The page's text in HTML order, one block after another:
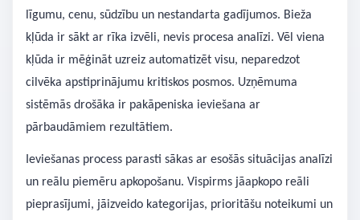
līgumu, cenu, sūdzību un nestandarta gadījumos. Bieža
kļūda ir sākt ar rīka izvēli, nevis procesa analīzi. Vēl viena
kļūda ir mēģināt uzreiz automatizēt visu, neparedzot
cilvēka apstiprinājumu kritiskos posmos. Uzņēmuma
sistēmās drošāka ir pakāpeniska ieviešana ar
pārbaudāmiem rezultātiem.
Ieviešanas process parasti sākas ar esošās situācijas analīzi
un reālu piemēru apkopošanu. Vispirms jāapkopo reāli
pieprasījumi, jāizveido kategorijas, prioritāšu noteikumi un